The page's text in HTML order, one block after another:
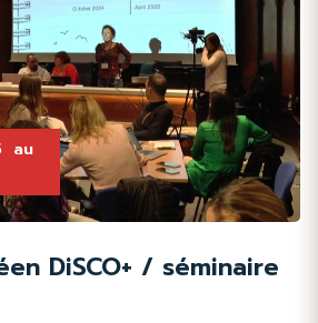
au
DiSCO+ / séminaire